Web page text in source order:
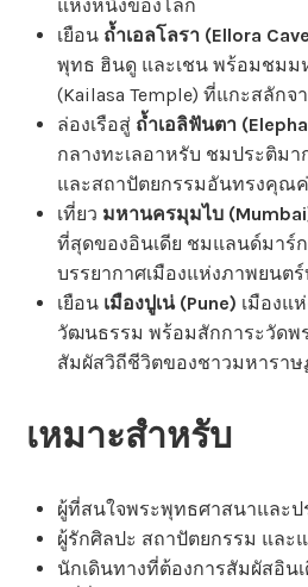
แห่งหนึ่งของโลก
เยือน ถ้ำเอลโลรา (Ellora
พุทธ ฮินดู และเชน พร้อมชมม
(Kailasa Temple) ที่แกะสลัก
ล่องเรือสู่ ถ้ำเอลิฟันตา
กลางทะเลอาหรับ ชมประติม
และสถาปัตยกรรมอันทรงคุณ
เที่ยว มหานครมุมไบ
ที่สุดของอินเดีย ชมแลนด์มาร์
บรรยากาศเมืองแห่งภาพยนต
เยือน เมืองปูเน่ (Pune) เมืองแ
วัฒนธรรม พร้อมสักการะวัดพ
สัมผัสวิถีชีวิตของชาวมหาราษ
เหมาะสำหรับ
ผู้ที่สนใจพระพุทธศาสนาและป
ผู้รักศิลปะ สถาปัตยกรรม และ
นักเดินทางที่ต้องการสัมผัสอิน